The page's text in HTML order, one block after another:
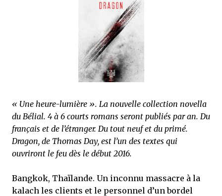
que Thomas connaissait et appréciait Olivier. Marlowe découvre une ville qu’il
ne connaissait pas, habitée par la méfiance, la peur et le rigorisme de la Ligue,
une ville pleine de mystères et de vieilles rancœurs. La Dame d...
« Une heure-lumière ». La nouvelle collection novella
du Bélial. 4 à 6 courts romans seront publiés par an. Du
français et de l’étranger. Du tout neuf et du primé.
Dragon, de Thomas Day, est l’un des textes qui
ouvriront le feu dès le début 2016.
Bangkok, Thaïlande. Un inconnu massacre à la
kalach les clients et le personnel d’un bordel